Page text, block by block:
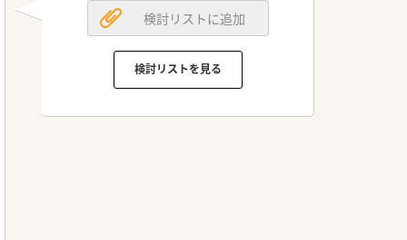
検討リストに追加
検討リストを見る